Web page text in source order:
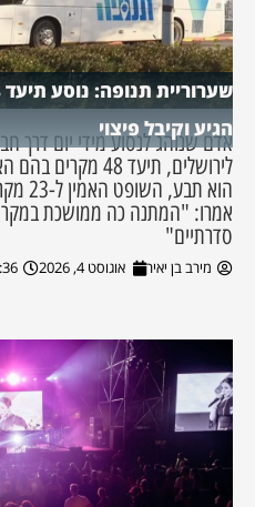
הגיע וקיבל פיצוי
אדם שנוהג לנסוע מידי יום דרך
לירושלים, תיעד 48
הוא
אמרו: "המתנה כה ממושכת
סדרתיים"
מירב בן יאיר אוגוסט 4, 2026 pm